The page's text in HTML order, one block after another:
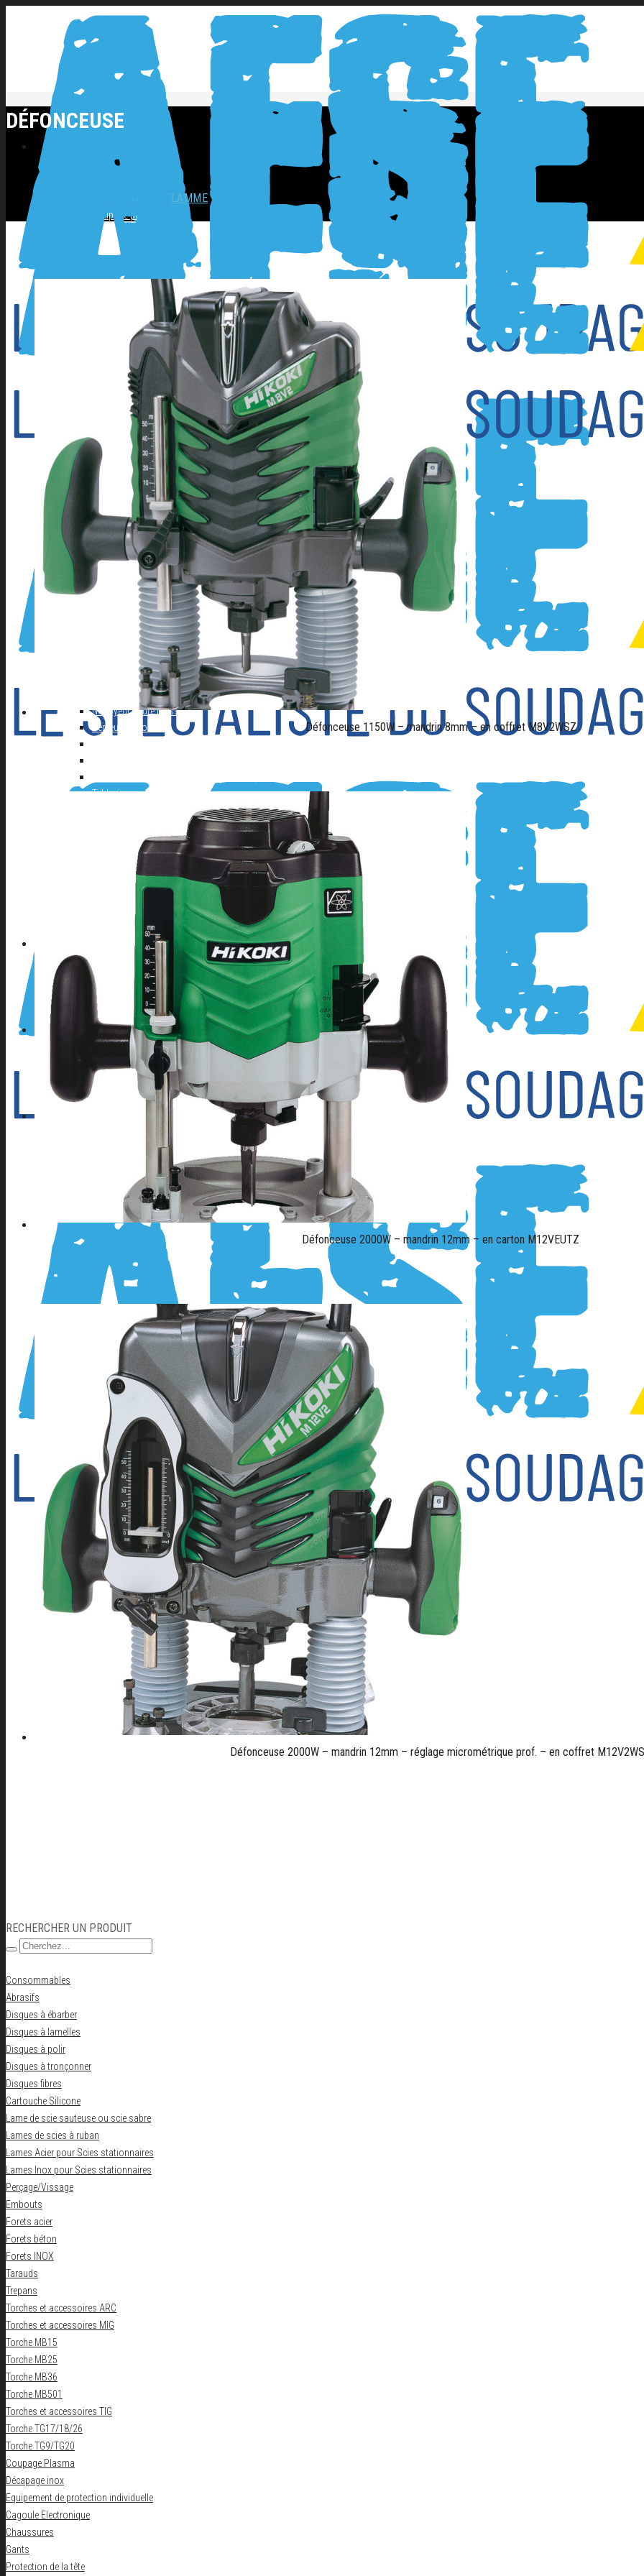
SOUDAGE COUPAGE FLAMME
Coupage plasma
Décapage inox
Flamme
Postes MIG
Outillage électroportatif
Outillage à main
Outillage Pneumatique
CONSOMMABLES
Cartouche Silicone
Lames de scies à ruban
Perçage/Vissage
Torches et accessoires ARC
Torches et accessoires MIG
Torches et accessoires TIG
PRODUITS D’APPORT
Métaux d’apport ARC
Métaux d’apport MIG
Métaux d’apport TIG
EQUIPEMENTS D’ATELIER
Accessoires compresseur
Aspirateur eau et poussieres
Autolaveuse
Compresseur
Groupe électrogène
Materiel de Garage
Nettoyeur haute pression
Perceuse à colonne
Table de soudure
EQUIPEMENT DE PROTECTION INDIVIDUELLE
Protection de la main
Protection de la tête
Vêtements de travail
A PROPOS D’AFSE
CONTACT
DÉFONCEUSE
Défonceuse 1150W – mandrin 8mm – en coffret M8V2WSZ
Défonceuse 2000W – mandrin 12mm – en carton M12VEUTZ
Défonceuse 2000W – mandrin 12mm – réglage micrométrique prof. – en coffret
RECHERCHER UN PRODUIT
Consommables
Abrasifs
Disques à ébarber
Disques à lamelles
Disques à polir
Disques à tronçonner
Disques fibres
Cartouche Silicone
Lame de scie sauteuse ou scie sabre
Lames de scies à ruban
Lames Acier pour Scies stationnaires
Lames Inox pour Scies stationnaires
Perçage/Vissage
Embouts
Forets acier
Forets béton
Forets INOX
Tarauds
Trepans
Torches et accessoires ARC
Torches et accessoires MIG
Torche MB15
Torche MB25
Torche MB36
Torche MB501
Torches et accessoires TIG
Torche TG17/18/26
Torche TG9/TG20
Coupage Plasma
Décapage inox
Equipement de protection individuelle
Cagoule Electronique
Chaussures
Gants
Protection de la tête